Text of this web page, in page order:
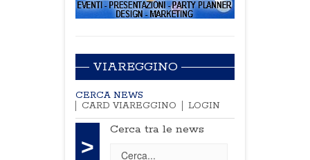
VIAREGGINO
CERCA NEWS
CARD VIAREGGINO
LOGIN
>
Cerca tra le news